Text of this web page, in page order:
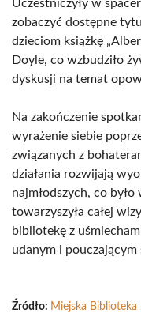
Uczestniczyły w
zobaczyć dostępne
dzieciom książkę
Doyle, co wzbudziło
dyskusji na temat
Na zakończenie
wyrażenie siebie
związanych z
działania rozwijają
najmłodszych, co
towarzyszyła całej
bibliotekę z
udanym i pouczającym
Źródło: Miejska Biblioteka